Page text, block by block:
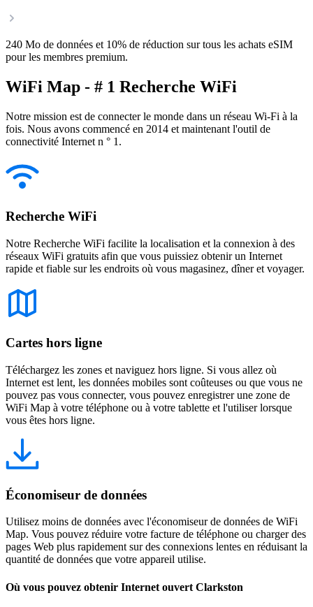
240 Mo de données et 10% de réduction sur tous les achats eSIM
pour les membres premium.
WiFi Map - # 1 Recherche WiFi
Notre mission est de connecter le monde dans un réseau Wi-Fi à la
fois. Nous avons commencé en 2014 et maintenant l'outil de
connectivité Internet n ° 1.
Recherche WiFi
Notre Recherche WiFi facilite la localisation et la connexion à des
réseaux WiFi gratuits afin que vous puissiez obtenir un Internet
rapide et fiable sur les endroits où vous magasinez, dîner et voyager.
Cartes hors ligne
Téléchargez les zones et naviguez hors ligne. Si vous allez où
Internet est lent, les données mobiles sont coûteuses ou que vous ne
pouvez pas vous connecter, vous pouvez enregistrer une zone de
WiFi Map à votre téléphone ou à votre tablette et l'utiliser lorsque
vous êtes hors ligne.
Économiseur de données
Utilisez moins de données avec l'économiseur de données de WiFi
Map. Vous pouvez réduire votre facture de téléphone ou charger des
pages Web plus rapidement sur des connexions lentes en réduisant la
quantité de données que votre appareil utilise.
Où vous pouvez obtenir Internet ouvert Clarkston